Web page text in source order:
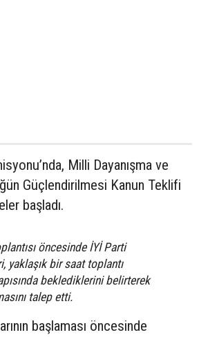
Milli Dayanışma ve
Güçlendirilmesi Kanun Teklifi
başladı.
öncesinde İYİ Parti
yaklaşık bir saat toplantı
beklediklerini belirterek
talep etti.
başlaması öncesinde